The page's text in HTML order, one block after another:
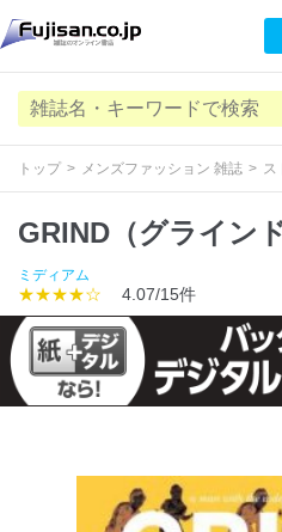
トップ メンズファッション 雑誌 ス
GRIND（グラインド
ミディアム
★★★★☆ 4.07/15件